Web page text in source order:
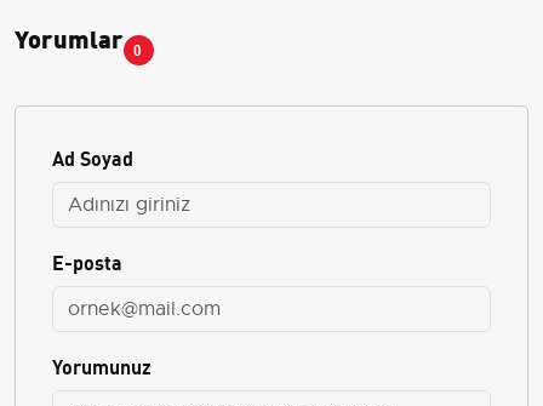
Yorumlar 0
Ad Soyad
E-posta
Yorumunuz